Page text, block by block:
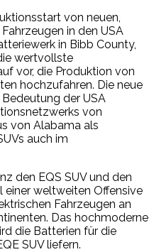
von neuen,
in den USA
in Bibb County,
wertvollste
vor, die Produktion von
hochzufahren. Die neue
der USA
von
von Alabama als
auch im
den EQS SUV und den
einer weltweiten Offensive
Fahrzeugen an
Das hochmoderne
die Batterien für die
SUV liefern.